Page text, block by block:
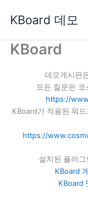
로
KBoard 데모
KBoard
데모게시판
모든 질문은
https://
KBoard가 적용된 워
https://
설치된 플러
KBoard
KBoard